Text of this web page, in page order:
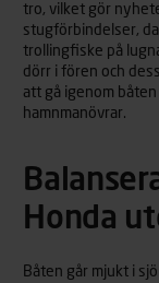
tro, vilket gör
stugförbindelser,
trollingfiske på
dörr i fören och
att gå igenom
hamnmanövrar.
Honda
Båten går mjukt i